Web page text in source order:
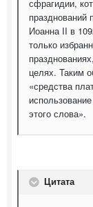
сфрагидии,
празднований
Иоанна II в
только
целях. Таким
«средства
этого слова».
Цитата